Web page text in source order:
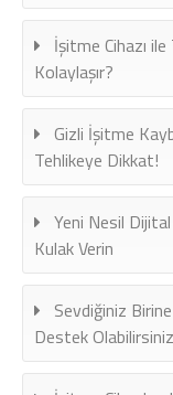
İşitme Cihazı
Kolaylaşır?
Gizli İşitme
Tehlikeye Dikkat!
Yeni Nesil
Kulak Verin
Sevdiğiniz Birine
Destek